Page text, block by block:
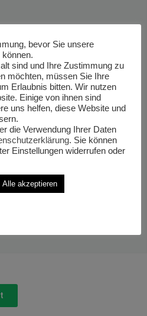
bevor Sie unsere
sind und Ihre Zustimmung zu
möchten, müssen Sie Ihre
Erlaubnis bitten. Wir nutzen
Einige von ihnen sind
uns helfen, diese Website und
die Verwendung Ihrer Daten
. Sie können
Einstellungen widerrufen oder
Alle akzeptieren